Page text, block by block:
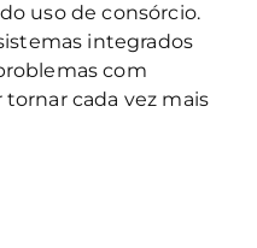
uso de consórcio.
integrados
com
cada vez mais